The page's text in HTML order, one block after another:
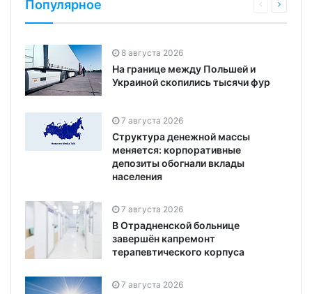
Популярное
8 августа 2026
На границе между Польшей и
Украиной скопились тысячи фур
7 августа 2026
Структура денежной массы
меняется: корпоративные
депозиты обогнали вклады
населения
7 августа 2026
В Отрадненской больнице
завершён капремонт
терапевтического корпуса
7 августа 2026